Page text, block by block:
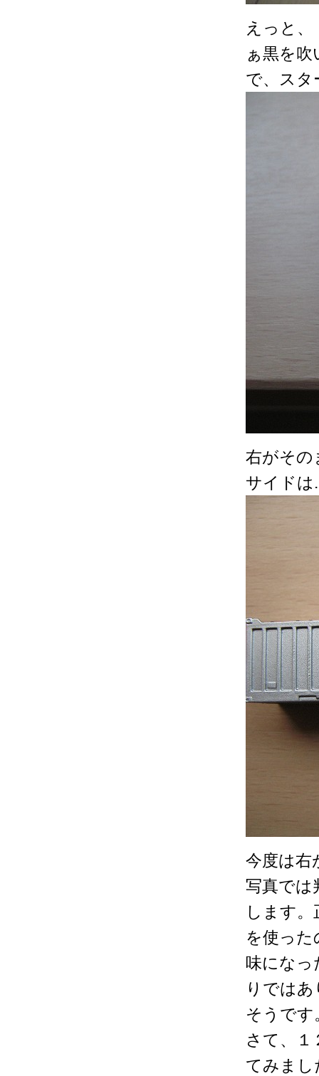
えっと
ぁ黒を
で、スタ
右がその
サイドは
今度は右
写真では
します
を使った
味にな
りでは
そうです
さて、
てみまし